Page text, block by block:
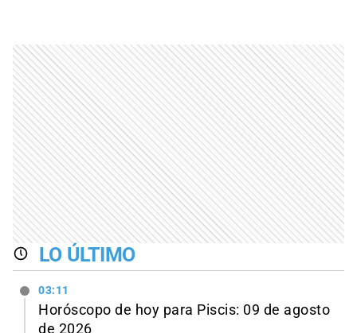
LO ÚLTIMO
03:11
Horóscopo de hoy para Piscis: 09 de agosto
de 2026